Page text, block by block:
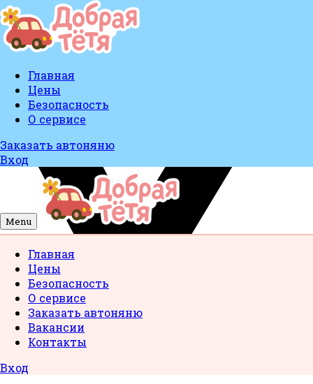
Главная
Цены
Безопасность
О сервисе
Заказать автоняню
Вход
Menu
Главная
Цены
Безопасность
О сервисе
Заказать автоняню
Вакансии
Контакты
Вход